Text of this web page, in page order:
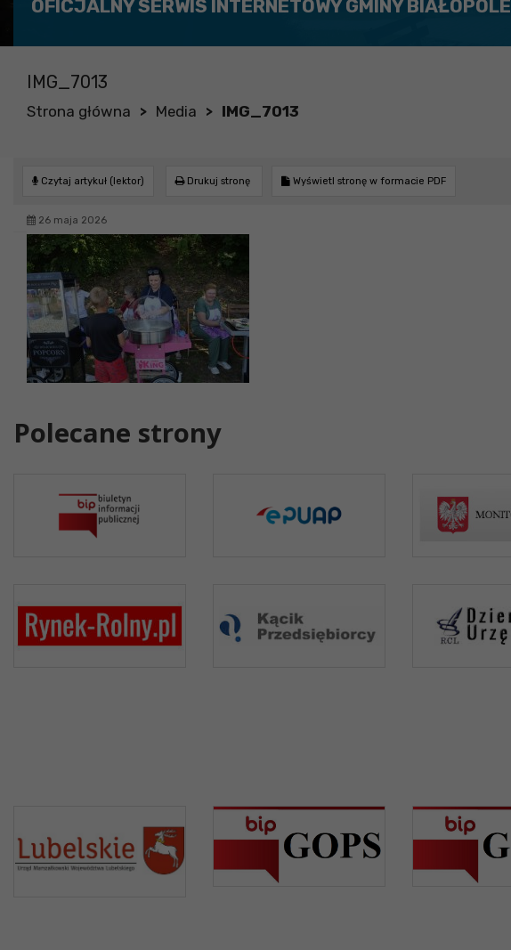
OFICJALNY SERWIS INTERNETOWY GMINY BIAŁOPOLE
IMG_7013
Strona główna > Media > IMG_7013
Czytaj artykuł (lektor) Drukuj stronę Wyświetl stronę w formacie PDF
26 maja 2026
Polecane strony